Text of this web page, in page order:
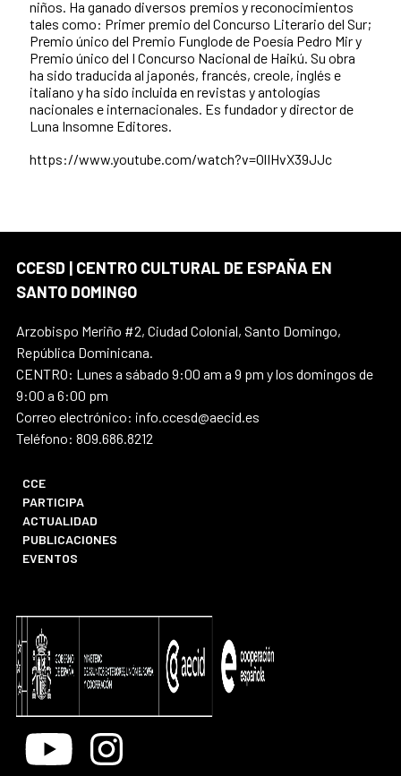
niños. Ha ganado diversos premios y reconocimientos
tales como: Primer premio del Concurso Literario del Sur;
Premio único del Premio Funglode de Poesía Pedro Mir y
Premio único del I Concurso Nacional de Haikú. Su obra
ha sido traducida al japonés, francés, creole, inglés e
italiano y ha sido incluida en revistas y antologías
nacionales e internacionales. Es fundador y director de
Luna Insomne Editores.
https://www.youtube.com/watch?v=OlIHvX39JJc
CCESD | CENTRO CULTURAL DE ESPAÑA EN
SANTO DOMINGO
Arzobispo Meriño #2, Ciudad Colonial, Santo Domingo,
República Dominicana.
CENTRO: Lunes a sábado 9:00 am a 9 pm y los domingos de
9:00 a 6:00 pm
Correo electrónico: info.ccesd@aecid.es
Teléfono: 809.686.8212
CCE
PARTICIPA
ACTUALIDAD
PUBLICACIONES
EVENTOS
Youtube Instagram